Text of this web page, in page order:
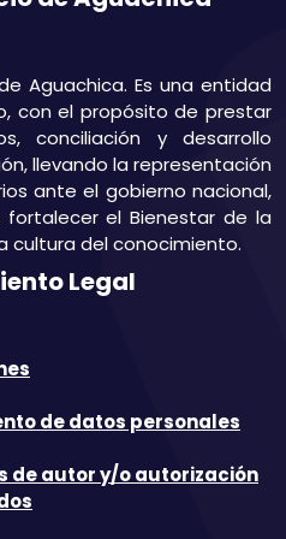
Aguachica. Es una entidad
con el propósito de prestar
conciliación y desarrollo
llevando la representación
ante el gobierno nacional,
fortalecer el Bienestar de la
cultura del conocimiento.
Legal
de datos personales
de autor y/o autorización